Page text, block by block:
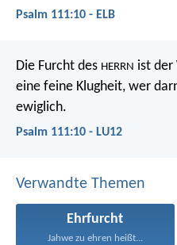
Psalm 111:10 - ELB
Die Furcht des HERRN ist der
eine feine Klugheit, wer
ewiglich.
Psalm 111:10 - LU12
Verwandte Themen
Ehrfurcht
Jahwe zu ehren heißt...